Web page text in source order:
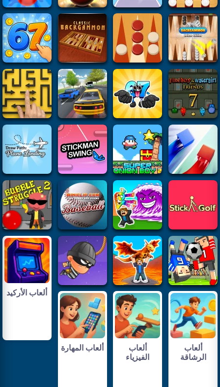
ألعاب الأركيد
ألعاب
الرشاقة
ألعاب
الفيزياء
ألعاب المهارة